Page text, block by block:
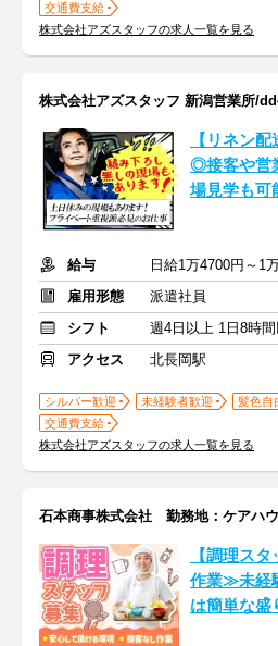
交通費支給
株式会社アズスタッフの求人一覧を見る
株式会社アズスタッフ 新潟営業所/
【リネン
◎接客や営
場見学も可
給与
日給1万4700円～1
雇用形態
派遣社員
シフト
週4日以上 1日8時
アクセス
北長岡駅
シルバー歓迎 未経験者歓迎 髪色自
交通費支給
株式会社アズスタッフの求人一覧を見る
石本商事株式会社 勤務地：ケアハ
【調理ス
作業≫未経
は簡単な盛